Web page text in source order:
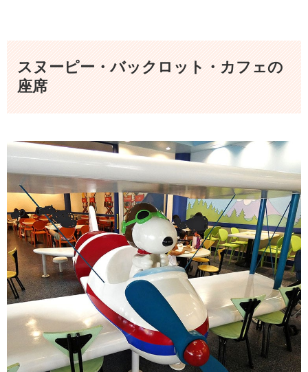
スヌーピー・バックロット・カフェの
座席